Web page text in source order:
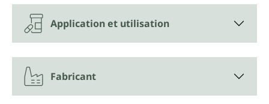
Application et utilisation
Fabricant